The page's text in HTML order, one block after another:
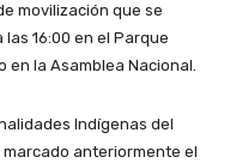
movilización que se
16:00 en el Parque
en la Asamblea Nacional.
Indígenas del
anteriormente el